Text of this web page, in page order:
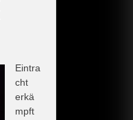
Eintra
cht
erkä
mpft